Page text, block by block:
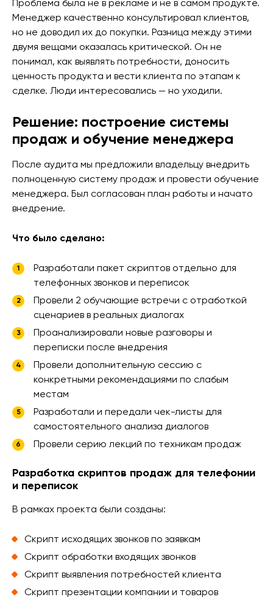
Проблема была не в рекламе и не в самом продукте.
Менеджер качественно консультировал клиентов,
но не доводил их до покупки. Разница между этими
двумя вещами оказалась критической. Он не
понимал, как выявлять потребности, доносить
ценность продукта и вести клиента по этапам к
сделке. Люди интересовались — но уходили.
Решение: построение системы
продаж и обучение менеджера
После аудита мы предложили владельцу внедрить
полноценную систему продаж и провести обучение
менеджера. Был согласован план работы и начато
внедрение.
Что было сделано:
Разработали пакет скриптов отдельно для
телефонных звонков и переписок
Провели 2 обучающие встречи с отработкой
сценариев в реальных диалогах
Проанализировали новые разговоры и
переписки после внедрения
Провели дополнительную сессию с
конкретными рекомендациями по слабым
местам
Разработали и передали чек-листы для
самостоятельного анализа диалогов
Провели серию лекций по техникам продаж
Разработка скриптов продаж для телефонии
и переписок
В рамках проекта были созданы:
Скрипт исходящих звонков по заявкам
Скрипт обработки входящих звонков
Скрипт выявления потребностей клиента
Скрипт презентации компании и товаров